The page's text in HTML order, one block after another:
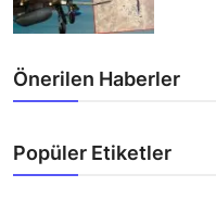
Önerilen Haberler
Popüler Etiketler